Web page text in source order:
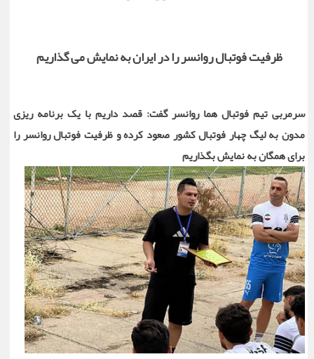
ظرفیت فوتبال روانسر را در ایران به نمایش می گذاریم
سرمربی تیم فوتبال هما روانسر گفت: قصد داریم با یک برنامه ریزی
مدون به لیگ چهار فوتبال کشور صعود کرده و ظرفیت فوتبال روانسر را
برای همگان به نمایش بگذاریم